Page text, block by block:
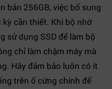
bản 256GB, việc bổ sung
kỳ cần thiết. Khi bộ nhớ
sử dụng SSD để làm bộ
chỉ làm chậm máy mà
Hãy đảm bảo luôn có ít
trên ổ cứng chính để